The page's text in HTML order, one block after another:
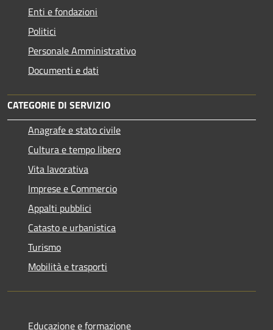
Enti e fondazioni
Politici
Personale Amministrativo
Documenti e dati
CATEGORIE DI SERVIZIO
Anagrafe e stato civile
Cultura e tempo libero
Vita lavorativa
Imprese e Commercio
Appalti pubblici
Catasto e urbanistica
Turismo
Mobilità e trasporti
Educazione e formazione